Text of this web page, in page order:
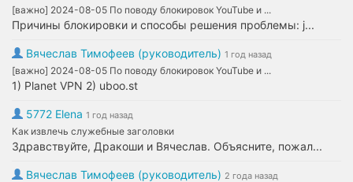
[важно] 2024-08-05 По поводу блокировок YouTube и ...
Причины блокировки и способы решения проблемы: j...
Вячеслав Тимофеев (руководитель) 1 год назад
[важно] 2024-08-05 По поводу блокировок YouTube и ...
1) Planet VPN 2) uboo.st
5772 Elena 1 год назад
Как извлечь служебные заголовки
Здравствуйте, Дракоши и Вячеслав. Объясните, пожал...
Вячеслав Тимофеев (руководитель) 2 года назад